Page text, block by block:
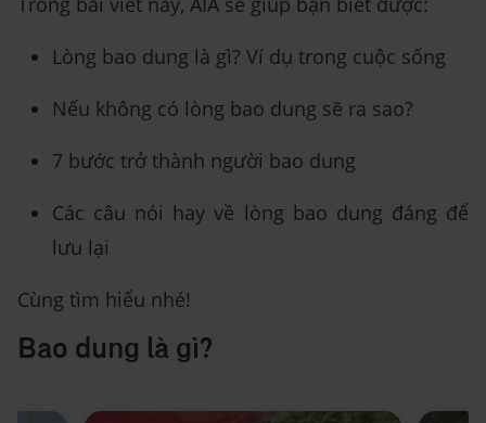
Lòng bao dung là gì? Ví dụ trong cuộc sống
Nếu không có lòng bao dung sẽ ra sao?
7 bước trở thành người bao dung
Các câu nói hay về lòng bao dung đáng để
lưu lại
Cùng tìm hiểu nhé!
Bao dung là gì?